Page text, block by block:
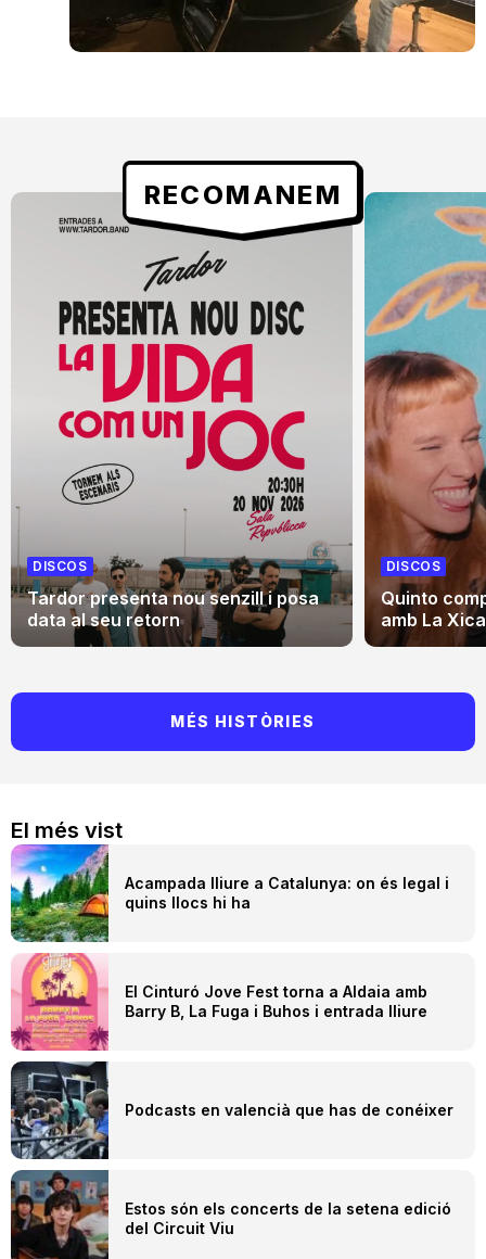
El més vist
Acampada lliure a Catalunya: on és legal i
quins llocs hi ha
El Cinturó Jove Fest torna a Aldaia amb
Barry B, La Fuga i Buhos i entrada lliure
Podcasts en valencià que has de conéixer
Estos són els concerts de la setena edició
del Circuit Viu
RECOMANEM
DISCOS
Tardor presenta nou senzill i posa
data al seu retorn
DISCOS
Quinto
amb La
MÉS HISTÒRIES